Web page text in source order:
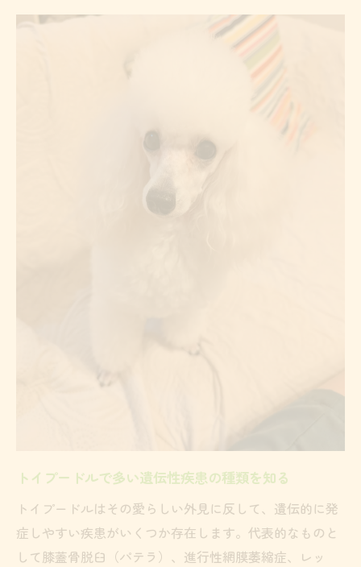
遺伝性疾患が集団発生する背景について
先天性疾患リスクを減らす生活環境の工夫
トイプードルの発症リスクを抑える住環境
膝蓋骨脱臼予防に役立つ床や段差の工夫
トイプードルの運動と体重管理で健康維持
遺伝子検査済み子犬の選び方と安心ポイン
遺伝子検査結果の見極め方と注意点
膝蓋骨脱臼など発症しやすい病気の特徴
トイプードルの膝蓋骨脱臼の特徴と予防策
トイプードルで多い遺伝性疾患の種類を知る
トイプードルはその愛らしい外見に反して、遺伝的に発
症しやすい疾患がいくつか存在します。代表的なものと
して膝蓋骨脱臼（パテラ）、進行性網膜萎縮症、レッ